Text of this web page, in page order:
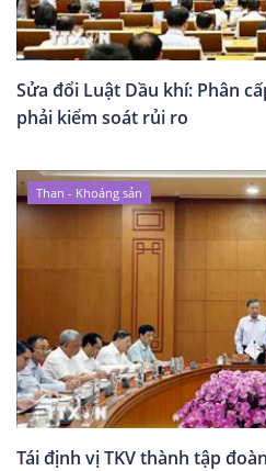
Sửa đổi Luật Dầu khí: Phân
phải kiểm soát rủi ro
Than - Khoáng sản
Tái định vị TKV thành tập